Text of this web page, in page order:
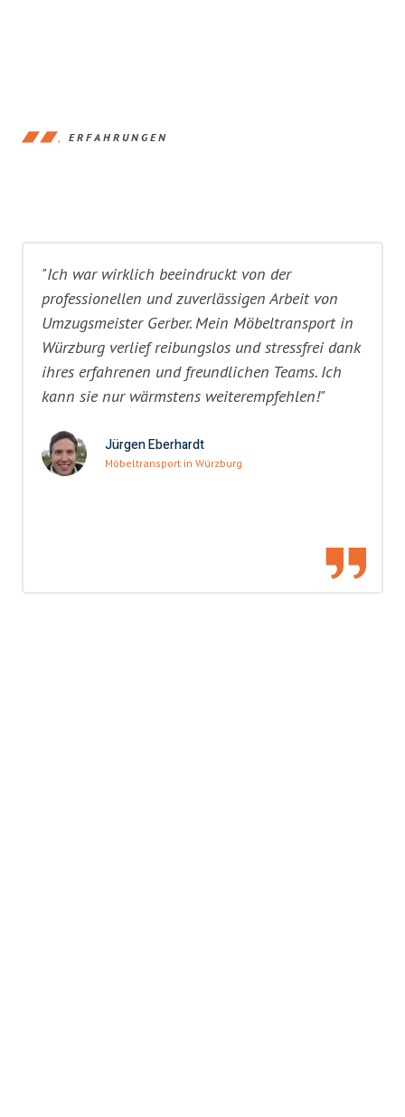
ERFAHRUNGEN
"Ich war wirklich beeindruckt von der
professionellen und zuverlässigen Arbeit von
Umzugsmeister Gerber. Mein Möbeltransport in
Würzburg verlief reibungslos und stressfrei dank
ihres erfahrenen und freundlichen Teams. Ich
kann sie nur wärmstens weiterempfehlen!"
Jürgen Eberhardt
Möbeltransport in Würzburg